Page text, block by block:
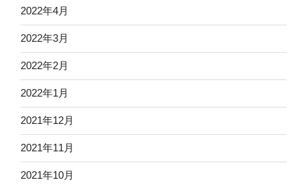
2022年4月
2022年3月
2022年2月
2022年1月
2021年12月
2021年11月
2021年10月